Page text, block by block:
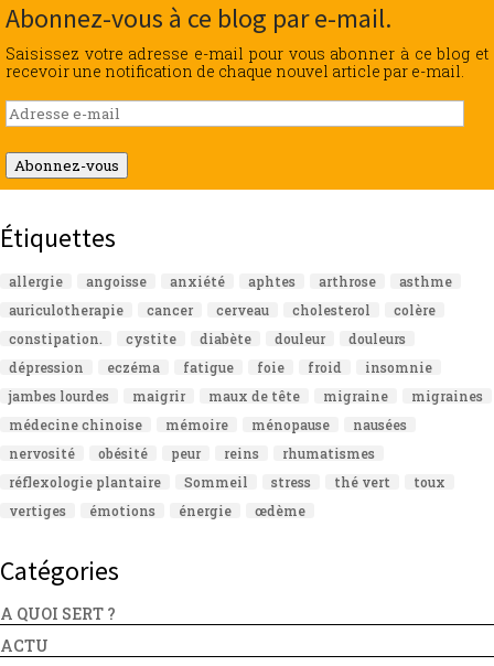
Abonnez-vous à ce blog par e-mail.
Saisissez votre adresse e-mail pour vous abonner à ce blog et
recevoir une notification de chaque nouvel article par e-mail.
Adresse
e-
mail
Abonnez-vous
Étiquettes
allergie angoisse anxiété aphtes arthrose
asthme
auriculotherapie
cancer cerveau cholesterol
colère
constipation.
cystite diabète douleur
douleurs
dépression
eczéma fatigue foie froid
insomnie
jambes lourdes
maigrir maux de tête migraine
migraines
médecine chinoise
mémoire ménopause
nausées
nervosité
obésité peur reins
rhumatismes
réflexologie plantaire
Sommeil stress thé vert
toux
vertiges
émotions énergie œdème
Catégories
A QUOI SERT ?
ACTU